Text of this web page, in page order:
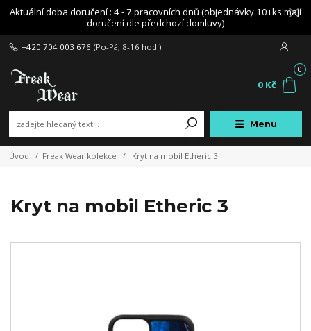
Aktuální doba doručení : 4 - 7 pracovních dnů (objednávky 10+ks mají
doručení dle předchozí domluvy)
Menu
+420 704 003 676 (Po-Pá, 8-16 hod.)
0
0 Kč
Úvod Freak Wear kolekce Kryt na mobil Etheric 3
Kryt na mobil Etheric 3